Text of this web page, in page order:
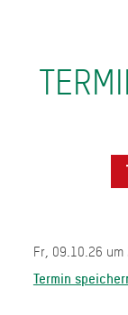
Fr, 09.10.26 um
Termin